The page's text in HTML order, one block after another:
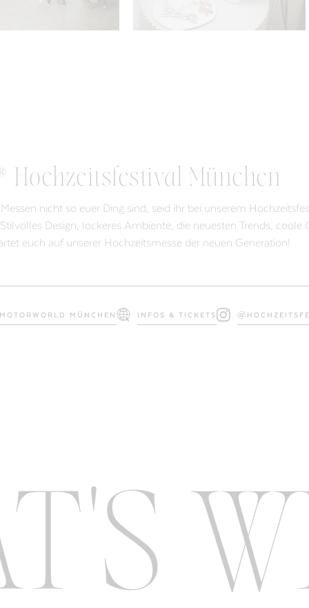
Hochzeitsfestival München
nicht so euer Ding sind, seid ihr bei unserem
Design, lockeres Ambiente, die neuesten Trends, coole
euch auf unserer Hochzeitsmesse der neuen Generation!
MOTORWORLD MÜNCHEN INFOS & TICKETS